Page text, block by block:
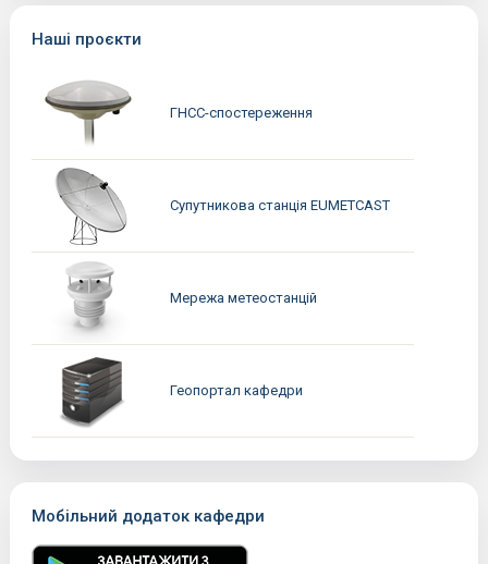
Наші проєкти
ГНСС-спостереження
Супутникова станція EUMETCAST
Мережа метеостанцій
Геопортал кафедри
Мобільний додаток кафедри